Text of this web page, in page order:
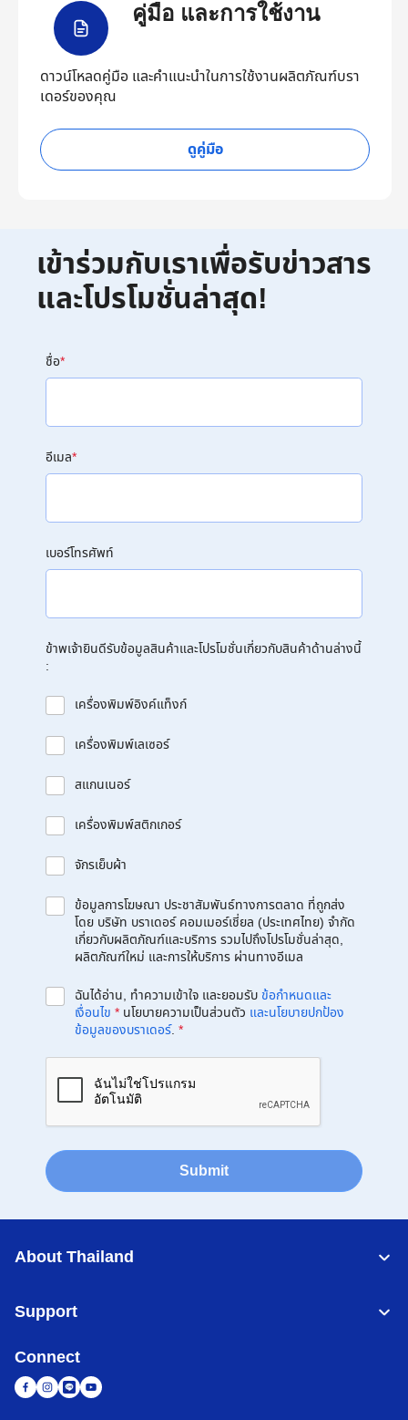
คู่มือ และการใช้งาน
ดาวน์โหลดคู่มือ และคำแนะนำในการใช้งานผลิตภัณฑ์บรา
เดอร์ของคุณ
ดูคู่มือ
เข้าร่วมกับเราเพื่อรับข่าวสาร
และโปรโมชั่นล่าสุด!
ชื่อ*
อีเมล*
เบอร์โทรศัพท์
ข้าพเจ้ายินดีรับข้อมูลสินค้าและโปรโมชั่นเกี่ยวกับสินค้าด้านล่างนี้
:
เครื่องพิมพ์อิงค์แท็งก์
เครื่องพิมพ์เลเซอร์
สแกนเนอร์
เครื่องพิมพ์สติกเกอร์
จักรเย็บผ้า
ข้อมูลการโฆษณา ประชาสัมพันธ์ทางการตลาด ที่ถูกส่ง
โดย บริษัท บราเดอร์ คอมเมอร์เชี่ยล (ประเทศไทย) จำกัด
เกี่ยวกับผลิตภัณฑ์และบริการ รวมไปถึงโปรโมชั่นล่าสุด,
ผลิตภัณฑ์ใหม่ และการให้บริการ ผ่านทางอีเมล
ฉันได้อ่าน, ทำความเข้าใจ และยอมรับข้อกำหนดและ
เงื่อนไข * นโยบายความเป็นส่วนตัว และนโยบายปกป้อง
ข้อมูลของบราเดอร์. *
Submit
About Thailand
Support
Connect